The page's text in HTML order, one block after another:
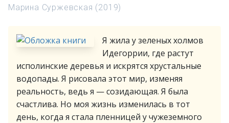
Марина Суржевская (2019)
Я жила у зеленых холмов
Идегоррии, где растут
исполинские деревья и искрятся хрустальные
водопады. Я рисовала этот мир, изменяя
реальность, ведь я — созидающая. Я была
счастлива. Но моя жизнь изменилась в тот
день, когда я стала пленницей у чужеземного